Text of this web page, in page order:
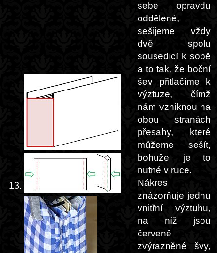
13.
sebe opravdu
oddělené,
sešijeme vždy
dvě spolu
sousedící k sobě
a to tak, že boční
šev přitlačíme k
výztuze, čímž
nám vzniknou na
obou stranách
přesahy, které
můžeme sešít,
bohužel je to
nutné v ruce.
Nákres
znázorňuje jednu
vnitřní výztuhu,
na níž jsou
červeně
zvýrazněné švy,